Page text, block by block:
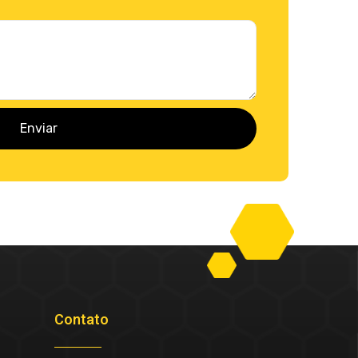
Enviar
Contato